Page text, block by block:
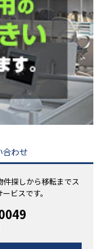
合わせ
件探しから移転までス
ビスです。